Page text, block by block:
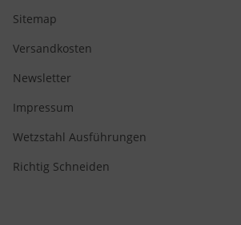
Sitemap
Versandkosten
Newsletter
Impressum
Wetzstahl Ausführungen
Richtig Schneiden